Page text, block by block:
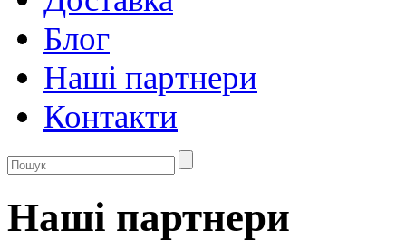
Блог
Нашi партнери
Контакти
Нашi партнери